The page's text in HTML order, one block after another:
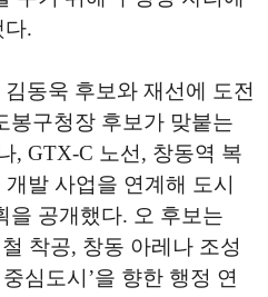
다.
동욱 후보와 재선에 도전
봉구청장 후보가 맞붙는
, GTX-C 노선, 창동역 복
발 사업을 연계해 도시
을 공개했다. 오 후보는
착공, 창동 아레나 조성
심도시’을 향한 행정 연